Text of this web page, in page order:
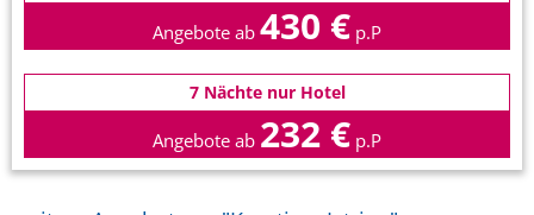
Angebote ab 430 € p.P
7 Nächte nur Hotel
Angebote ab 232 € p.P